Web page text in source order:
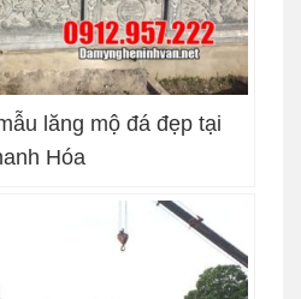
lăng mộ đá đẹp tại
Hóa